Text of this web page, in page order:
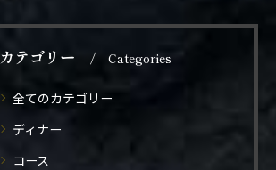
カテゴリー Categories
全てのカテゴリー
ディナー
コース